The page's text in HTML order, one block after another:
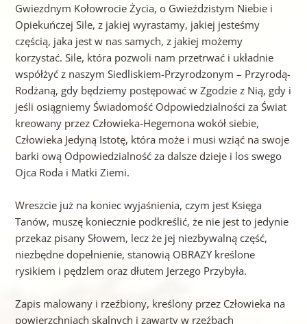
Gwiezdnym Kołowrocie Życia, o Gwieździstym Niebie i
Opiekuńczej Sile, z jakiej wyrastamy, jakiej jesteśmy
częścią, jaka jest w nas samych, z jakiej możemy
korzystać. Sile, która pozwoli nam przetrwać i układnie
współżyć z naszym Siedliskiem-Przyrodzonym – Przyrodą-
Rodżaną, gdy będziemy postępować w Zgodzie z Nią, gdy i
jeśli osiągniemy Świadomość Odpowiedzialności za Świat
kreowany przez Człowieka-Hegemona wokół siebie,
Człowieka Jedyną Istotę, która może i musi wziąć na swoje
barki ową Odpowiedzialność za dalsze dzieje i los swego
Ojca Roda i Matki Ziemi.
Wreszcie już na koniec wyjaśnienia, czym jest Księga
Tanów, muszę koniecznie podkreślić, że nie jest to jedynie
przekaz pisany Słowem, lecz że jej niezbywalną część,
niezbędne dopełnienie, stanowią OBRAZY kreślone
rysikiem i pędzlem oraz dłutem Jerzego Przybyła.
Zapis malowany i rzeźbiony, kreślony przez Człowieka na
powierzchniach skalnych i zawarty w rzeźbach